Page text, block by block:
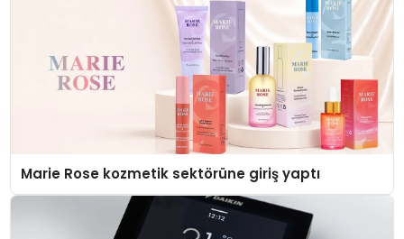
Marie Rose kozmetik sektörüne giriş yaptı